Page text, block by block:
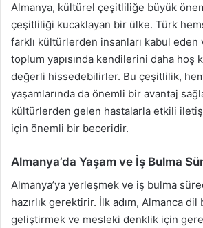
Almanya, kültürel çeşitliliğe büyük
çeşitliliği kucaklayan bir ülke. Türk
farklı kültürlerden insanları kabul eden
toplum yapısında kendilerini daha hoş
değerli hissedebilirler. Bu çeşitlilik,
yaşamlarında da önemli bir avantaj
kültürlerden gelen hastalarla etkili
için önemli bir beceridir.
Almanya’da Yaşam ve İş Bulma
Almanya’ya yerleşmek ve iş bulma
hazırlık gerektirir. İlk adım, Almanca
geliştirmek ve mesleki denklik için